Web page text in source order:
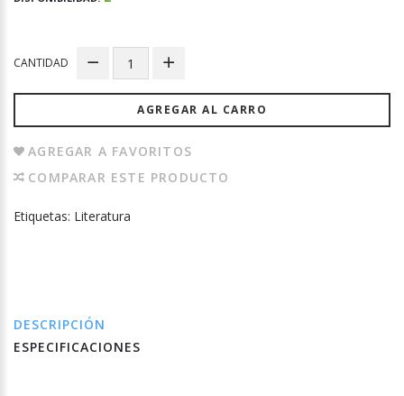
CANTIDAD
AGREGAR AL CARRO
AGREGAR A FAVORITOS
COMPARAR ESTE PRODUCTO
Etiquetas: Literatura
DESCRIPCIÓN
ESPECIFICACIONES